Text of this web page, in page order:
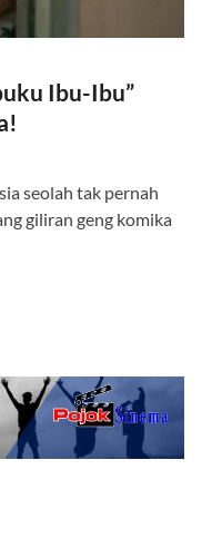
Ibu-Ibu”
seolah tak pernah
giliran geng komika